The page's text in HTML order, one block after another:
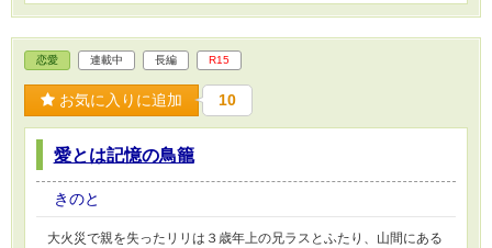
恋愛 連載中 長編 R15
お気に入りに追加 10
愛とは記憶の鳥籠
きのと
大火災で親を失ったリリは３歳年上の兄ラスとふたり、山間にある